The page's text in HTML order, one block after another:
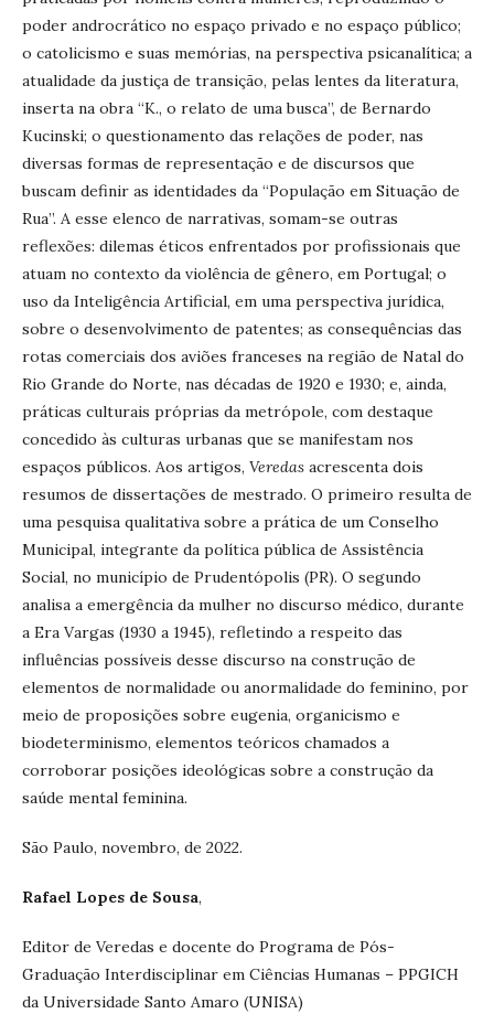
poder androcrático no espaço privado e no espaço público;
o catolicismo e suas memórias, na perspectiva psicanalítica; a
atualidade da justiça de transição, pelas lentes da literatura,
inserta na obra “K., o relato de uma busca”, de Bernardo
Kucinski; o questionamento das relações de poder, nas
diversas formas de representação e de discursos que
buscam definir as identidades da “População em Situação de
Rua”. A esse elenco de narrativas, somam-se outras
reflexões: dilemas éticos enfrentados por profissionais que
atuam no contexto da violência de gênero, em Portugal; o
uso da Inteligência Artificial, em uma perspectiva jurídica,
sobre o desenvolvimento de patentes; as consequências das
rotas comerciais dos aviões franceses na região de Natal do
Rio Grande do Norte, nas décadas de 1920 e 1930; e, ainda,
práticas culturais próprias da metrópole, com destaque
concedido às culturas urbanas que se manifestam nos
espaços públicos. Aos artigos, Veredas acrescenta dois
resumos de dissertações de mestrado. O primeiro resulta de
uma pesquisa qualitativa sobre a prática de um Conselho
Municipal, integrante da política pública de Assistência
Social, no município de Prudentópolis (PR). O segundo
analisa a emergência da mulher no discurso médico, durante
a Era Vargas (1930 a 1945), refletindo a respeito das
influências possíveis desse discurso na construção de
elementos de normalidade ou anormalidade do feminino, por
meio de proposições sobre eugenia, organicismo e
biodeterminismo, elementos teóricos chamados a
corroborar posições ideológicas sobre a construção da
saúde mental feminina.
São Paulo, novembro, de 2022.
Rafael Lopes de Sousa,
Editor de Veredas e docente do Programa de Pós-
Graduação Interdisciplinar em Ciências Humanas – PPGICH
da Universidade Santo Amaro (UNISA)